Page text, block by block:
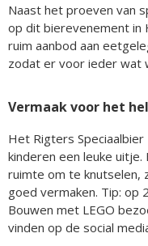
Naast het proeven van
op dit bierevenement in
ruim aanbod aan
zodat er voor ieder wat
Vermaak voor het
Het Rigters
kinderen een leuke uitje.
ruimte om te knutselen,
goed vermaken. Tip: op
Bouwen met LEGO
vinden op de social